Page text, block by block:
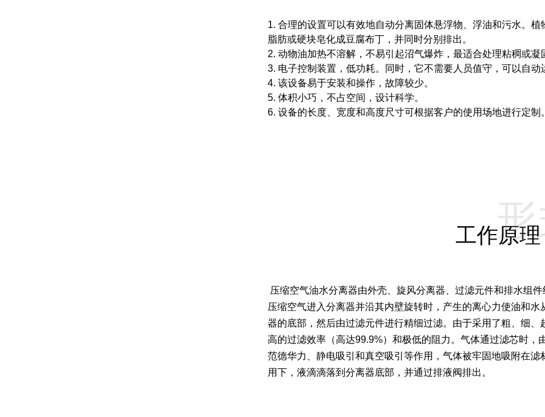
1. 合理的设置可以有效地自动分离固体悬浮物、浮油和污水。 植
脂肪或硬块皂化成豆腐布丁，并同时分别排出。
2. 动物油加热不溶解，不易引起沼气爆炸，最适合处理粘稠或凝
3. 电子控制装置，低功耗。
同时，它不需要人员值守，可以自动
4. 该设备易于安装和操作，故障较少。
5. 体积小巧，不占空间，设计科学。
6. 设备的长度、宽度和高度尺寸可根据客户的使用场地进行定制。
工作原理
形
压缩空气油水分离器由外壳、旋风分离器、过滤元件和排水组件
压缩空气进入分离器并沿其内壁旋转时，产生的离心力使油和
器的底部，然后由过滤元件进行精细过滤。 由于采用了粗、细、
高的过滤效率（高达99.9%）和极低的阻力。气体通过滤芯时，
范德华力、静电吸引和真空吸引等作用，气体被牢固地吸附在
用下，液滴滴落到分离器底部，并通过排液阀排出。